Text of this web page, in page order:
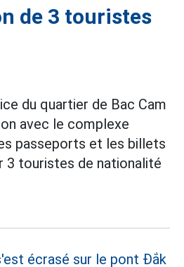
de 3 touristes
du quartier de Bac Cam
avec le complexe
passeports et les billets
3 touristes de nationalité